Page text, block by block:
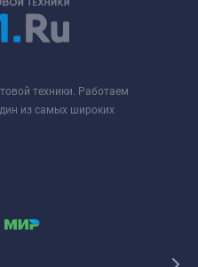
техники. Работаем
из самых широких